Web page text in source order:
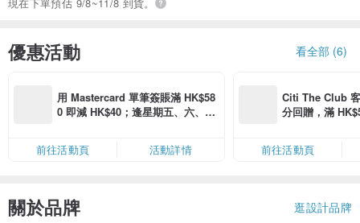
現在下單預估 9/8~11/8 到貨。
優惠活動 看全部 (6)
用 Mastercard 單筆簽賬滿 HK$58
0 即減 HK$40；逢星期五、六、日
卡」結帳）
前往活動頁 活動詳情
Citi The Club
分回贈，滿
前往活動頁
關於品牌 逛設計品牌